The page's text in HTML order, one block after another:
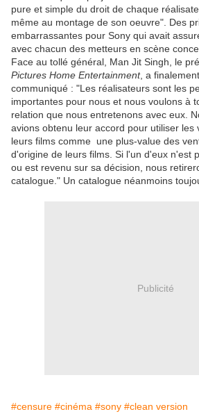
pure et simple du droit de chaque
même au montage de son oeuvre". Des
embarrassantes pour Sony qui avait
avec chacun des metteurs en scène
Face au tollé général, Man Jit Singh, le
Pictures Home Entertainment, a
communiqué : "Les réalisateurs sont les
importantes pour nous et nous voulons à
relation que nous entretenons avec eux.
avions obtenu leur accord pour utiliser les
leurs films comme une plus-value des
d'origine de leurs films. Si l'un d'eux n'est
ou est revenu sur sa décision, nous
catalogue." Un catalogue néanmoins
Publicité
#censure #cinéma #sony #clean version